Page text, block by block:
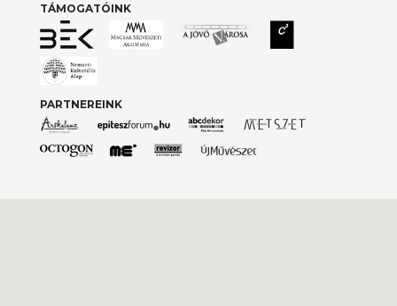
TÁMOGATÓINK
PARTNEREINK